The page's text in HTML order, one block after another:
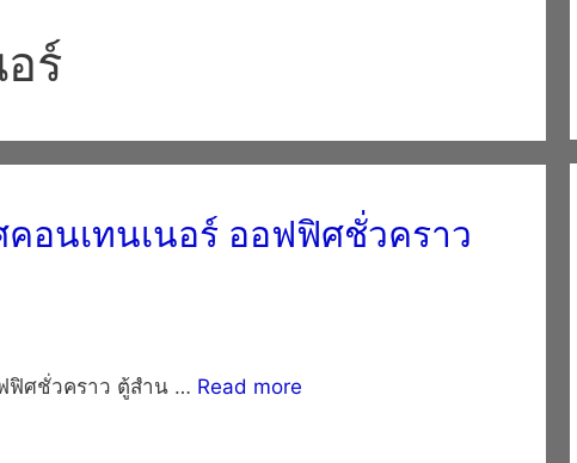
ร์
อนเทนเนอร์ ออฟฟิศชั่วคราว
ฟิศชั่วคราว ตู้สำน … Read more